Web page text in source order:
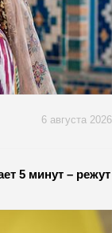
6 августа 2026
5 минут – режут